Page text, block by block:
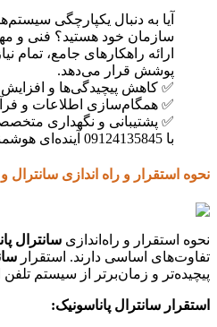
آیا به دنبال یکپارچگی
سازمان خود هستید؟ فنی و
پوشش قرار می‌دهد.
✅ کاهش پیچیدگی‌ها و
✅ همگام‌سازی اطلاعات و
✅ پشتیبانی و نگهداری
با 09124135845 آینده‌ای هوشمند بسازید!
نحوه استقرار و راه اندازی
نحوه استقرار و راه‌اندازی سانترال
تفاوت‌های اساسی دارند. استقرار
پیچیده‌تر و زمان‌برتر از سیستم
استقرار سانترال پاناسونیک: